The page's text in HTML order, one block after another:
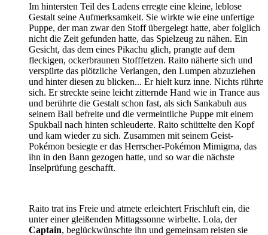
Im hintersten Teil des Ladens erregte eine kleine, leblose
Gestalt seine Aufmerksamkeit. Sie wirkte wie eine unfertige
Puppe, der man zwar den Stoff übergelegt hatte, aber folglich
nicht die Zeit gefunden hatte, das Spielzeug zu nähen. Ein
Gesicht, das dem eines Pikachu glich, prangte auf dem
fleckigen, ockerbraunen Stofffetzen. Raito näherte sich und
verspürte das plötzliche Verlangen, den Lumpen abzuziehen
und hinter diesen zu blicken... Er hielt kurz inne. Nichts rührte
sich. Er streckte seine leicht zitternde Hand wie in Trance aus
und berührte die Gestalt schon fast, als sich Sankabuh aus
seinem Ball befreite und die vermeintliche Puppe mit einem
Spukball nach hinten schleuderte. Raito schüttelte den Kopf
und kam wieder zu sich. Zusammen mit seinem Geist-
Pokémon besiegte er das Herrscher-Pokémon Mimigma, das
ihn in den Bann gezogen hatte, und so war die nächste
Inselprüfung geschafft.
Raito trat ins Freie und atmete erleichtert Frischluft ein, die
unter einer gleißenden Mittagssonne wirbelte. Lola, der
Captain, beglückwünschte ihn und gemeinsam reisten sie